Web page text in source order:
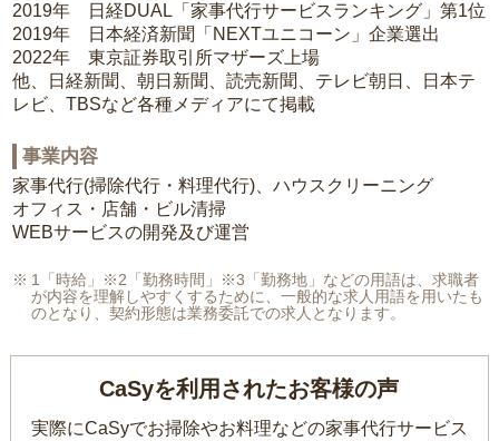
2019年 日経DUAL「家事代行サービスランキング」第1位
2019年 日本経済新聞「NEXTユニコーン」企業選出
2022年 東京証券取引所マザーズ上場
他、日経新聞、朝日新聞、読売新聞、テレビ朝日、日本テ
レビ、TBSなど各種メディアにて掲載
事業内容
家事代行(掃除代行・料理代行)、ハウスクリーニング
オフィス・店舗・ビル清掃
WEBサービスの開発及び運営
1「時給」※2「勤務時間」※3「勤務地」などの用語は、求職者
が内容を理解しやすくするために、一般的な求人用語を用いたも
のとなり、契約形態は業務委託での求人となります。
CaSyを利用されたお客様の声
実際にCaSyでお掃除やお料理などの家事代行サービス